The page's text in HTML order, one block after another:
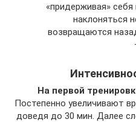
«придерживая»
наклоняться
возвращаются
На первой
Постепенно увеличивают
доведя до 30 мин. Далее